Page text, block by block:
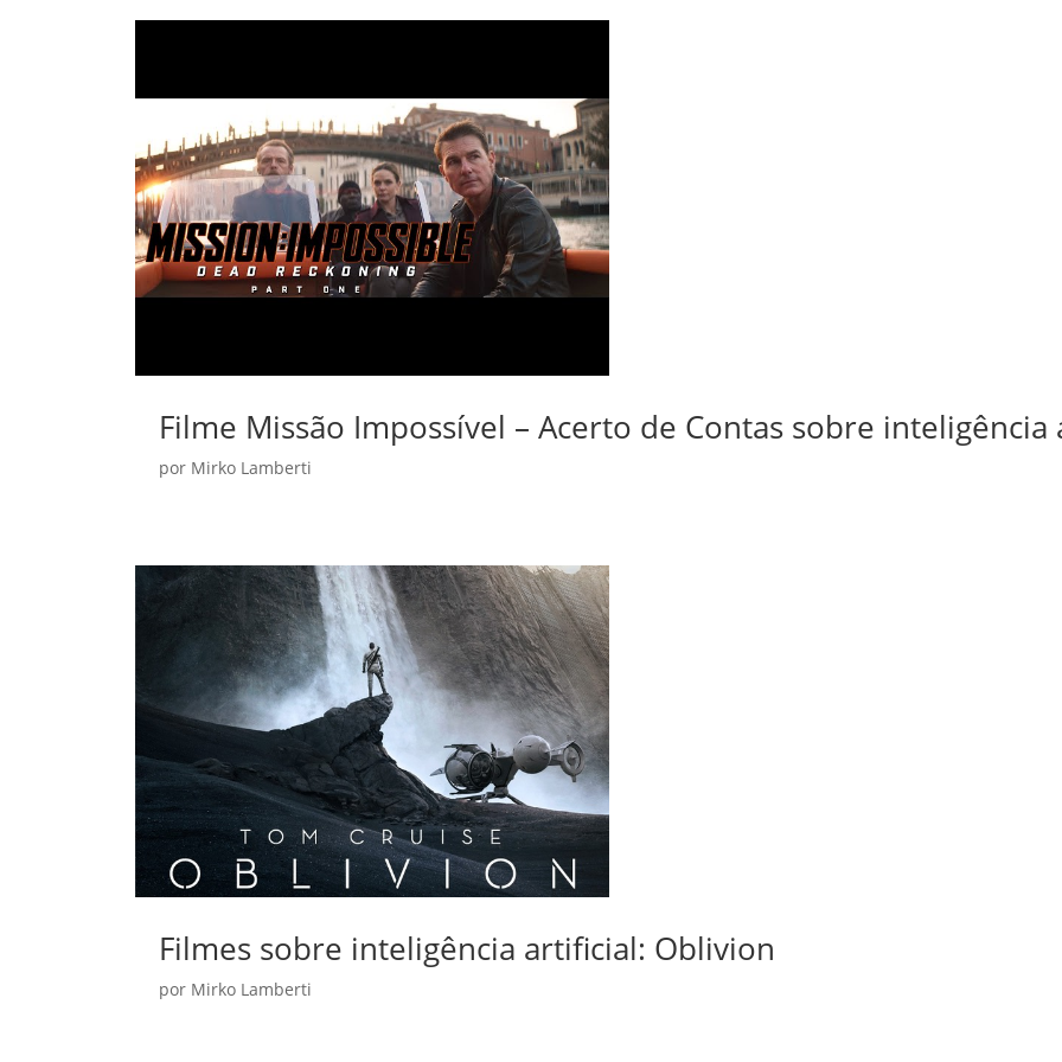
Filme Missão Impossível – Acerto de Contas sobre inteligência
por Mirko Lamberti
Filmes sobre inteligência artificial: Oblivion
por Mirko Lamberti